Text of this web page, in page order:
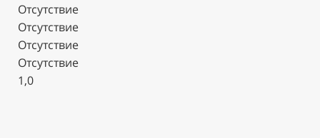
Отсутствие
Отсутствие
Отсутствие
Отсутствие
1,0